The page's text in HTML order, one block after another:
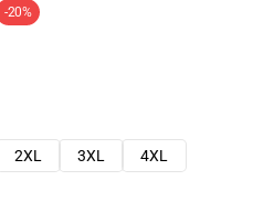
-20%
2XL 3XL
4XL